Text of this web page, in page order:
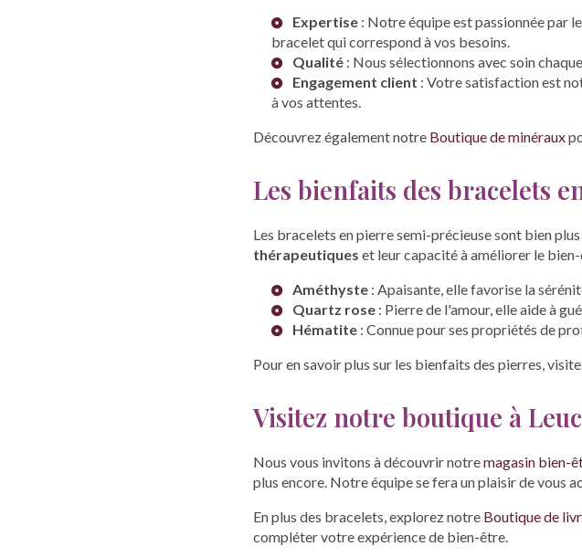
Expertise : Notre équipe est passionnée par
bracelet qui correspond à vos besoins.
Qualité : Nous sélectionnons avec soin
Engagement client : Votre satisfaction est
à vos attentes.
Découvrez également notre Boutique de minéraux
Les bienfaits des bracelets
Les bracelets en pierre semi-précieuse sont bien
thérapeutiques et leur capacité à améliorer le
Améthyste : Apaisante, elle favorise la
Quartz rose : Pierre de l'amour, elle aide à
Hématite : Connue pour ses propriétés de
Pour en savoir plus sur les bienfaits des pierres,
Visitez notre boutique à
Nous vous invitons à découvrir notremagasin bien-
plus encore. Notre équipe se fera un plaisir de vous
En plus des bracelets, explorez notre Boutique de
compléter votre expérience de bien-être.